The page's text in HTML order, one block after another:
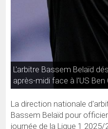
L'arbitre Bassem Belaïd
après-midi face à l'US Ben
La direction nationale
Bassem Belaïd pour
journée de la Ligue 1